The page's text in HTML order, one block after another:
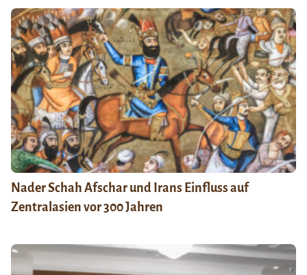
Nader Schah Afschar und Irans Einfluss auf
Zentralasien vor 300 Jahren